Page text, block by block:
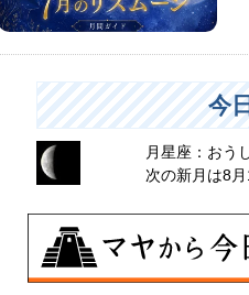
今
月星座：おう
次の新月は8月